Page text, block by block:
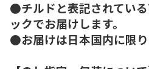
●チルドと表記されてい
ックでお届けします。
●お届けは日本国内に限り